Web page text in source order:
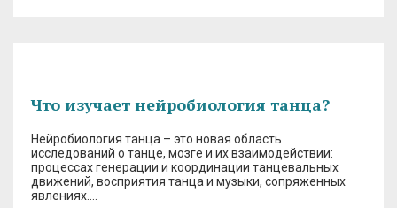
Что изучает нейробиология танца?
Нейробиология танца – это новая область
исследований о танце, мозге и их взаимодействии:
процессах генерации и координации танцевальных
движений, восприятия танца и музыки, сопряженных
явлениях….